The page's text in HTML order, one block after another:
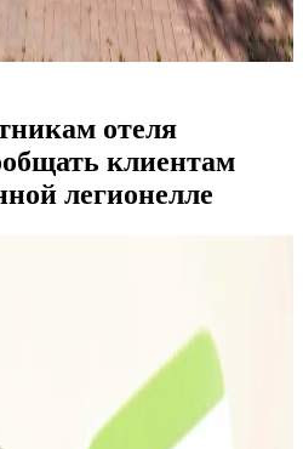
отеля
клиентам
легионелле